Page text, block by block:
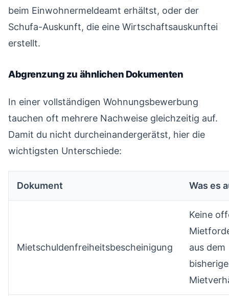
beim Einwohnermeldeamt erhältst, oder der
Schufa-Auskunft, die eine Wirtschaftsauskunftei
erstellt.
Abgrenzung zu ähnlichen Dokumenten
In einer vollständigen Wohnungsbewerbung
tauchen oft mehrere Nachweise gleichzeitig auf.
Damit du nicht durcheinandergerätst, hier die
wichtigsten Unterschiede:
Dokument Was es
Mietschuldenfreiheitsbescheinigung
Keine
aus dem